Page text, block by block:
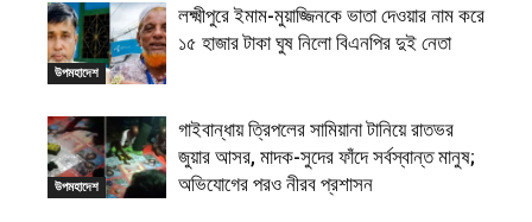
উপমহাদেশ
লক্ষ্মীপুরে ইমাম-মুয়াজ্জিনকে ভাতা দেওয়ার নাম করে
১৫ হাজার টাকা ঘুষ নিলো বিএনপির দুই নেতা
উপমহাদেশ
গাইবান্ধায় ত্রিপলের সামিয়ানা টানিয়ে রাতভর
জুয়ার আসর, মাদক-সুদের ফাঁদে সর্বস্বান্ত মানুষ;
অভিযোগের পরও নীরব প্রশাসন